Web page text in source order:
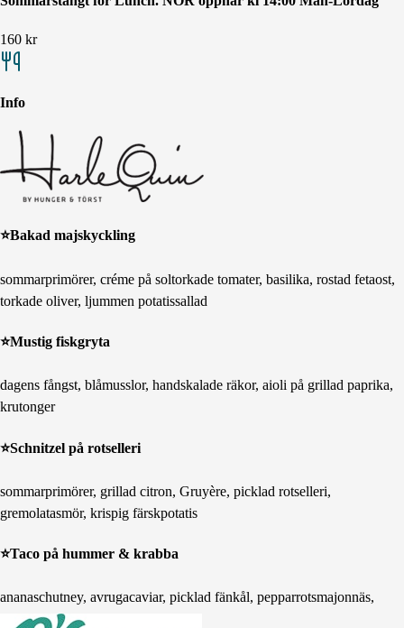
160 kr
Info
⭐️Bakad majskyckling
sommarprimörer, créme på soltorkade tomater, basilika, rostad fetaost,
torkade oliver, ljummen potatissallad
⭐️Mustig fiskgryta
dagens fångst, blåmusslor, handskalade räkor, aioli på grillad paprika,
krutonger
⭐️Schnitzel på rotselleri
sommarprimörer, grillad citron, Gruyère, picklad rotselleri,
gremolatasmör, krispig färskpotatis
⭐️Taco på hummer & krabba
ananaschutney, avrugacaviar, picklad fänkål, pepparrotsmajonnäs,
krispig dill